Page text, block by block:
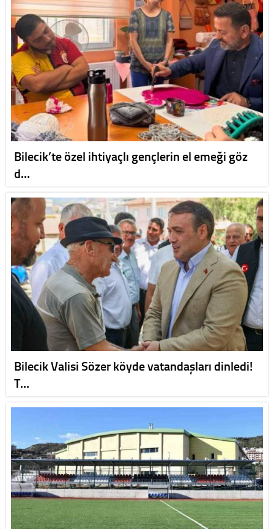
Bilecik’te özel ihtiyaçlı gençlerin el emeği göz
d…
Bilecik Valisi Sözer köyde vatandaşları dinledi!
T…